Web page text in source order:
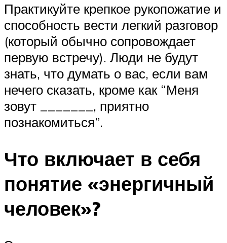
Практикуйте крепкое рукопожатие и
способность вести легкий разговор
(который обычно сопровождает
первую встречу). Люди не будут
знать, что думать о вас, если вам
нечего сказать, кроме как “Меня
зовут _______, приятно
познакомиться”.
Что включает в себя
понятие «энергичный
человек»?